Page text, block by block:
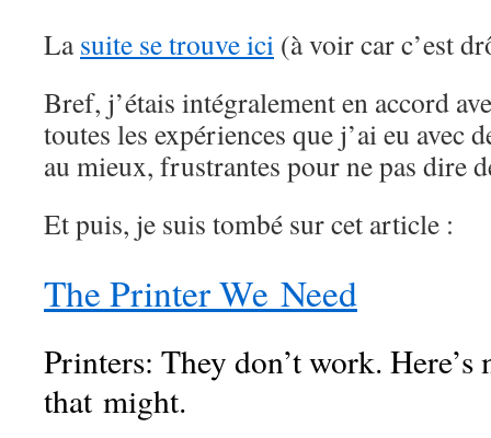
Lasuite se trouve ici (à voir car c’est
Bref, j’étais intégralement en accord
toutes les expériences que j’ai eu avec
au mieux, frustrantes pour ne pas dire
Et puis, je suis tombé sur cet article :
The Printer We Need
Printers: They don’t work.
that might.